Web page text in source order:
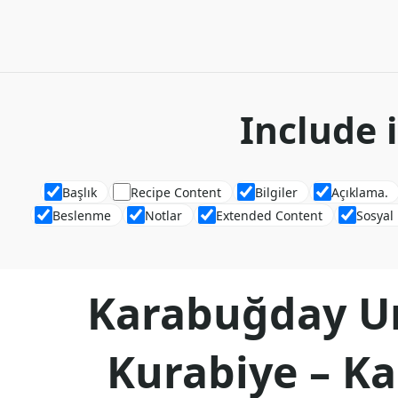
Include
Başlık Recipe Content Bilgiler
Açıklama.
Beslenme
Notlar Extended Content Sosyal
Karabuğday
Kurabiye –